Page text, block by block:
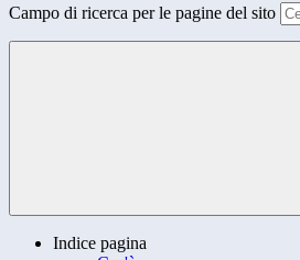
Campo di ricerca per le pagine del sito
Indice pagina